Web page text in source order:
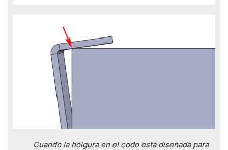
Cuando la holgura en el codo está diseñada para